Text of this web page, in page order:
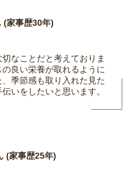
(家事歴30年)
なことだと考えておりま
良い栄養が取れるように
季節感も取り入れた見た
いをしたいと思います。
(家事歴25年)